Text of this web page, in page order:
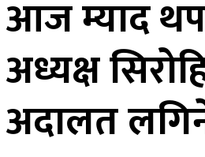
आज म्याद
अध्यक्ष
अदालत